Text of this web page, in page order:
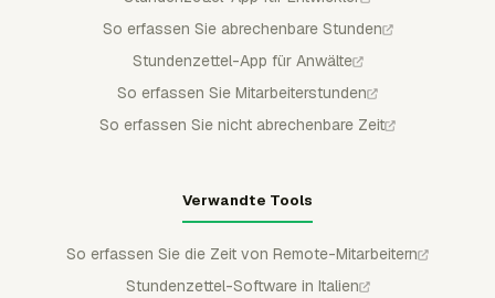
So erfassen Sie abrechenbare Stunden
Stundenzettel-App für Anwälte
So erfassen Sie Mitarbeiterstunden
So erfassen Sie nicht abrechenbare Zeit
Verwandte Tools
So erfassen Sie die Zeit von Remote-Mitarbeitern
Stundenzettel-Software in Italien